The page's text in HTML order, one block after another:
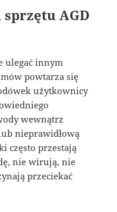
AGD
ulegać innym
powtarza się
użytkownicy
wewnątrz
nieprawidłową
często przestają
nie wirują, nie
przeciekać